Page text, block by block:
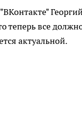
"ВКонтакте"
теперь все
актуальной.